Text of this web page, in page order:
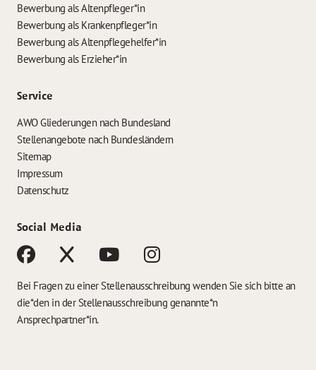
Bewerbung als Altenpfleger*in
Bewerbung als Krankenpfleger*in
Bewerbung als Altenpflegehelfer*in
Bewerbung als Erzieher*in
Service
AWO Gliederungen nach Bundesland
Stellenangebote nach Bundesländern
Sitemap
Impressum
Datenschutz
Social Media
Bei Fragen zu einer Stellenausschreibung wenden Sie sich bitte an
die*den in der Stellenausschreibung genannte*n
Ansprechpartner*in.